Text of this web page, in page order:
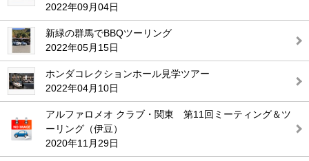
2022年09月04日
新緑の群馬でBBQツーリング
2022年05月15日
ホンダコレクションホール見学ツアー
2022年04月10日
アルファロメオ クラブ・関東 第11回ミーティング＆ツ
ーリング（伊豆）
2020年11月29日